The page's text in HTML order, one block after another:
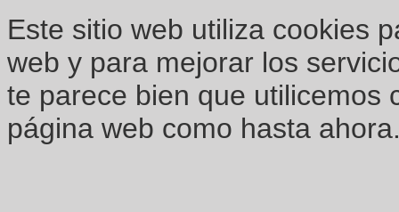
Este sitio web utiliza cookies
web y para mejorar los
te parece bien que utilicemos
página web como hasta